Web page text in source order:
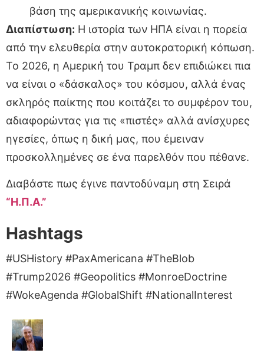
βάση της αμερικανικής κοινωνίας.
Διαπίστωση: Η ιστορία των ΗΠΑ είναι η πορεία
από την ελευθερία στην αυτοκρατορική κόπωση.
Το 2026, η Αμερική του Τραμπ δεν επιδιώκει πια
να είναι ο «δάσκαλος» του κόσμου, αλλά ένας
σκληρός παίκτης που κοιτάζει το συμφέρον του,
αδιαφορώντας για τις «πιστές» αλλά ανίσχυρες
ηγεσίες, όπως η δική μας, που έμειναν
προσκολλημένες σε ένα παρελθόν που πέθανε.
Διαβάστε πως έγινε παντοδύναμη στη Σειρά
“Η.Π.Α.”
Hashtags
#USHistory #PaxAmericana #TheBlob
#Trump2026 #Geopolitics #MonroeDoctrine
#WokeAgenda #GlobalShift #NationalInterest